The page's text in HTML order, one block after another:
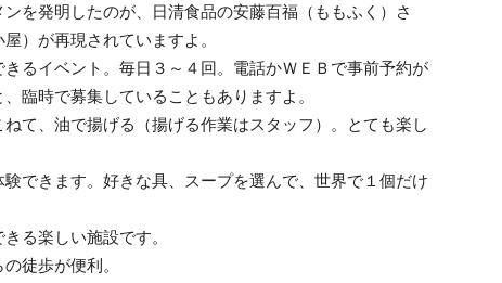
を発明したのが、日清食品の安藤百福（ももふく）さ
）が再現されていますよ。
るイベント。毎日３～４回。電話かＷＥＢで事前予約が
臨時で募集していることもありますよ。
て、油で揚げる（揚げる作業はスタッフ）。とても楽し
できます。好きな具、スープを選んで、世界で１個だけ
る楽しい施設です。
徒歩が便利。